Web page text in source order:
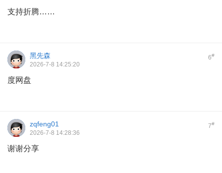
支持折腾……
6#
黑先森
2026-7-8 14:25:20
度网盘
7#
zqfeng01
2026-7-8 14:28:36
谢谢分享